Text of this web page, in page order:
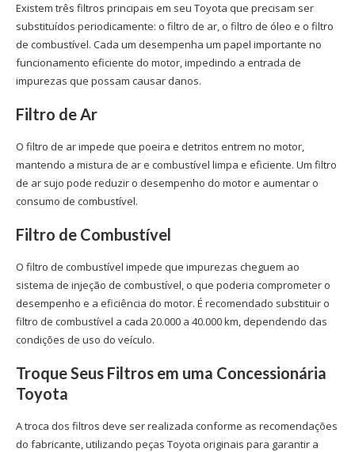
Existem três filtros principais em seu Toyota que precisam ser
substituídos periodicamente: o filtro de ar, o filtro de óleo e o filtro
de combustível. Cada um desempenha um papel importante no
funcionamento eficiente do motor, impedindo a entrada de
impurezas que possam causar danos.
Filtro de Ar
O filtro de ar impede que poeira e detritos entrem no motor,
mantendo a mistura de ar e combustível limpa e eficiente. Um filtro
de ar sujo pode reduzir o desempenho do motor e aumentar o
consumo de combustível.
Filtro de Combustível
O filtro de combustível impede que impurezas cheguem ao
sistema de injeção de combustível, o que poderia comprometer o
desempenho e a eficiência do motor. É recomendado substituir o
filtro de combustível a cada 20.000 a 40.000 km, dependendo das
condições de uso do veículo.
Troque Seus Filtros em uma Concessionária
Toyota
A troca dos filtros deve ser realizada conforme as recomendações
do fabricante, utilizando peças Toyota originais para garantir a